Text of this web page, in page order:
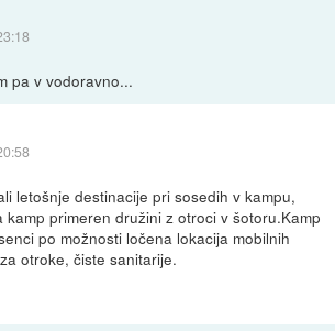
pa v vodoravno...
letošnje destinacije pri sosedih v kampu,
primeren družini z otroci v šotoru.Kamp
po možnosti ločena lokacija mobilnih
otroke, čiste sanitarije.